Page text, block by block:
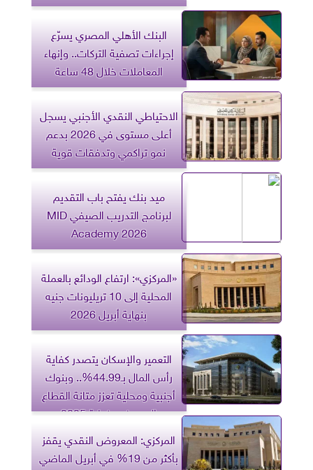
البنك الأهلي المصري يسرّع
إجراءات تصفية التركات.. وإنهاء
المعاملات خلال 48 ساعة
الاحتياطي النقدي الأجنبي يسجل
أعلى مستوى في 2026 بدعم
نمو تراكمي وتدفقات قوية
ميد بنك يفتح باب التقديم
لبرنامج التدريب الصيفي MID
Academy 2026
«المركزي»: ارتفاع الودائع بالعملة
المحلية إلى 10 تريليونات جنيه
بنهاية أبريل 2026
التعمير والإسكان يتصدر كفاية
رأس المال بـ44.99%.. وبنوك
أجنبية ومحلية تعزز متانة القطاع
المصرفي بنهاية 2025
المركزي: المعروض النقدي يقفز
بأكثر من 19% في أبريل الماضي